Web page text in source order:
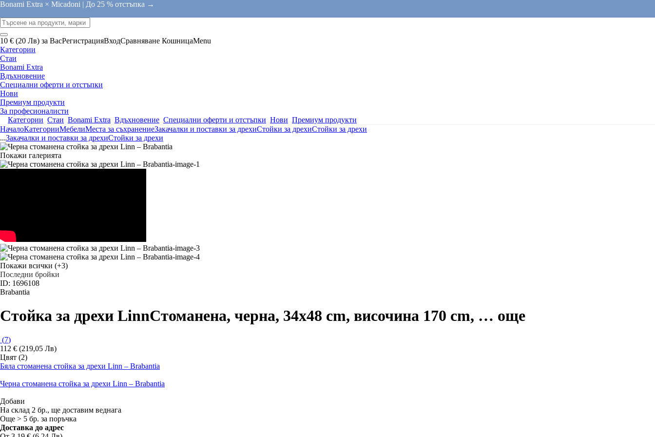
Bonami Extra × Micadoni | До 25 % отстъпка →
10 € (20 Лв) за ВасРегистрацияВходСравняване КошницаMenu
Категории
Стаи
Bonami Extra
Вдъхновение
Специални оферти и отстъпки
Нови
Премиум продукти
За професионалисти
Категории Стаи Bonami Extra Вдъхновение Специални оферти и отстъпки Нови Премиум продукти
НачалоКатегорииМебелиМеста за съхранениеЗакачалки и поставки за дрехиСтойки за дрехиСтойки за дрехи
...Закачалки и поставки за дрехиСтойки за дрехи
Покажи галерията
Покажи всички (+3)
Последни бройки
ID: 1696108
Brabantia
Стойка за дрехи LinnСтоманена, черна, 34x48 cm, височина 170 cm, … още
(7)
112 € (219,05 Лв)
Цвят (2)
Бяла стоманена стойка за дрехи Linn – Brabantia
Черна стоманена стойка за дрехи Linn – Brabantia
Добави
На склад 2 бр., ще доставим веднага
Още > 5 бр. за поръчка
Доставка до адрес